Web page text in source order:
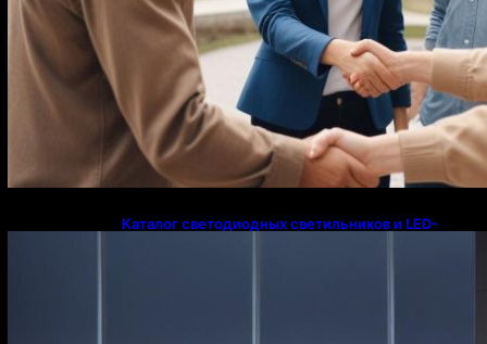
Каталог светодиодных светильников и LED-